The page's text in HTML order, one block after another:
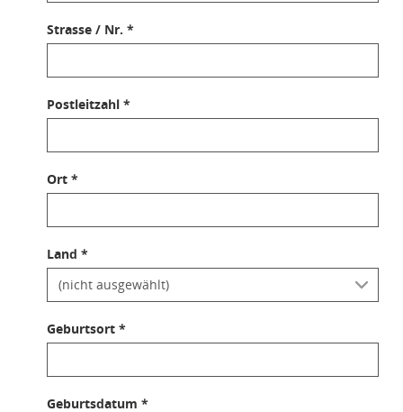
Strasse / Nr. *
Postleitzahl *
Ort *
Land *
Geburtsort *
Geburtsdatum *